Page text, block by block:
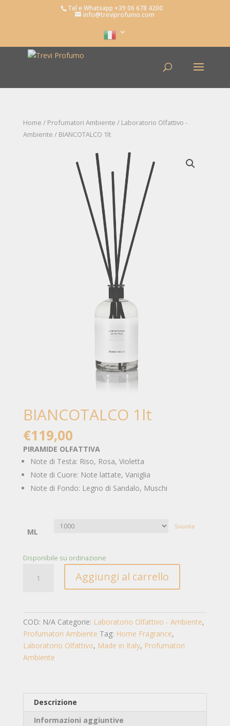
Tel e Whatsapp +39 06 678 4200
info@treviprofumo.com
Home / Profumatori Ambiente / Laboratorio Olfattivo -
Ambiente / BIANCOTALCO 1lt
BIANCOTALCO 1lt
€119,00
PIRAMIDE OLFATTIVA
Note di Testa: Riso, Rosa, Violetta
Note di Cuore: Note lattate, Vaniglia
Note di Fondo: Legno di Sandalo, Muschi
ML
Svuota
Disponibile su ordinazione
Aggiungi al carrello
COD: N/A Categorie: Laboratorio Olfattivo - Ambiente,
Profumatori Ambiente Tag: Home Fragrance,
Laboratorio Olfattivo, Made in Italy, Profumatori
Ambiente
Descrizione
Informazioni aggiuntive